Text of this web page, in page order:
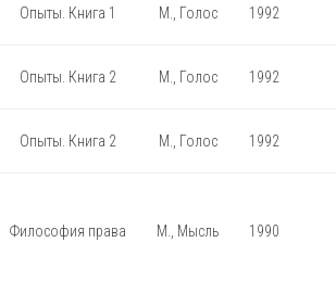
Опыты. Книга 1 М., Голос 1992
Опыты. Книга 2 М., Голос 1992
Опыты. Книга 2 М., Голос 1992
Философия права М., Мысль 1990